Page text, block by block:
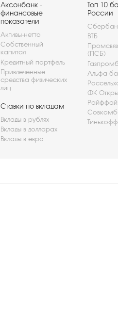
Аксонбанк -
финансовые
показатели
Активы-нетто
Собственный
капитал
Кредитный портфель
Привлеченные
средства физических
лиц
Ставки по вкладам
Вклады в рублях
Вклады в долларах
Вклады в евро
Топ 10
России
ВТБ
(ПСБ)
Альфа-
ФК